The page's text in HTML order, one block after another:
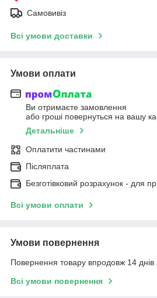
Самовивіз
Всі умови доставки
Умови оплати
Ви отримаєте замовлення
або гроші повернуться на вашу
Детальніше
Оплатити частинами
Післяплата
Безготівковий розрахунок - для
Всі умови оплати
Умови повернення
Повернення товару впродовж 14 днів
Всі умови повернення